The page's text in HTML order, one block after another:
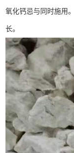
氧化钙忌与同时施用
长。